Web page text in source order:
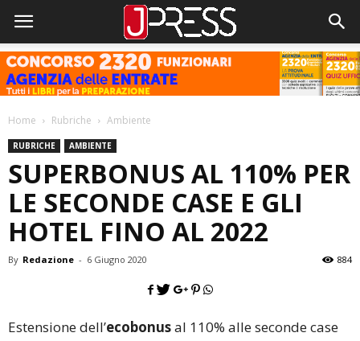
Home Rubriche Ambiente
RUBRICHE AMBIENTE
SUPERBONUS AL 110% PER
LE SECONDE CASE E GLI
HOTEL FINO AL 2022
By Redazione - 6 Giugno 2020 884
Estensione dell’ecobonusal 110% alle seconde case